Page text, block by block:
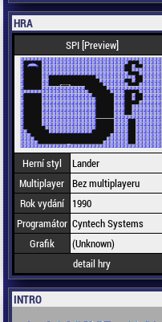
HRA
SPI [Preview]
Herní styl
Lander
Multiplayer Bez multiplayeru
Rok vydání
1990
Programátor Cyntech Systems
Grafik
(Unknown)
detail hry
INTRO